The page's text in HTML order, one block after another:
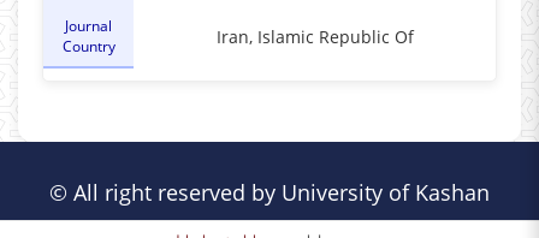
Journal
Country
Iran, Islamic Republic Of
© All right reserved by University of Kashan